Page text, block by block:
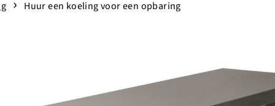
Huur een koeling voor een opbaring